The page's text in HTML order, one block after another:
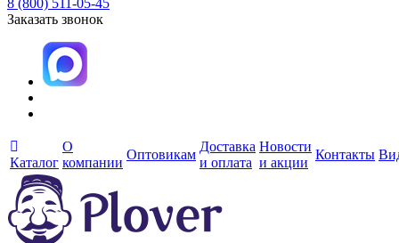
8 (800) 511-05-45
Заказать звонок
Каталог
О
компании
Оптовикам
Доставка
и оплата
Новости
и акции
Контакты